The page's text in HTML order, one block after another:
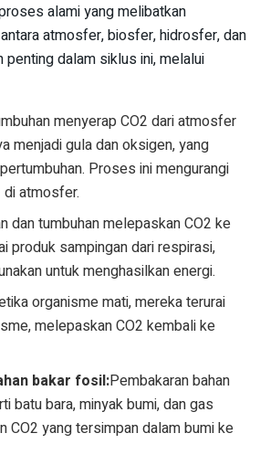
alami yang melibatkan
atmosfer, biosfer, hidrosfer, dan
penting dalam siklus ini, melalui
menyerap CO2 dari atmosfer
menjadi gula dan oksigen, yang
Proses ini mengurangi
atmosfer.
dan tumbuhan melepaskan CO2 ke
produk sampingan dari respirasi,
untuk menghasilkan energi.
organisme mati, mereka terurai
melepaskan CO2 kembali ke
bakar fosil:Pembakaran bahan
batu bara, minyak bumi, dan gas
CO2 yang tersimpan dalam bumi ke